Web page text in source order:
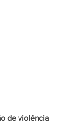
de violência